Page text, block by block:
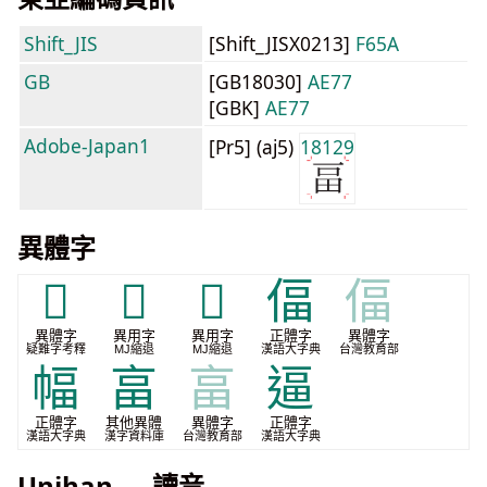
Shift_JIS [Shift_JISX0213] F65A
GB
[GB18030] AE77
[GBK] AE77
Adobe-Japan1
[Pr5] (aj5) 18129
異體字
𠯭
異體字
疑難字考釋
𭁻
異用字
MJ縮退
𭻉
異用字
MJ縮退
偪
正體字
漢語大字典
偪
異體字
台灣教育部
幅
正體字
漢語大字典
畗
其他異體
漢字資料庫
畗
異體字
台灣教育部
逼
正體字
漢語大字典